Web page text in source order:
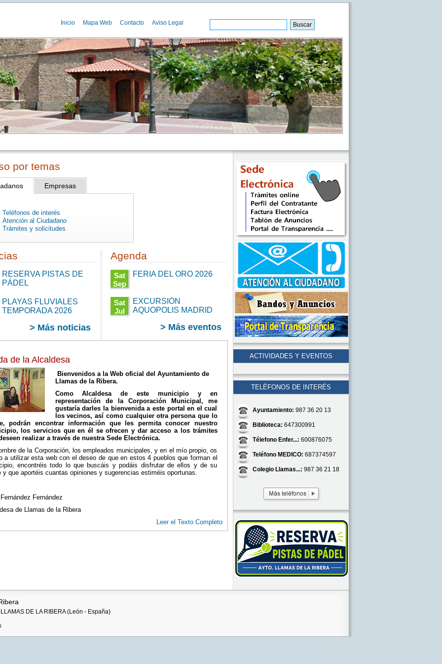
Inicio Mapa Web Contacto Aviso Legal
por temas
Empresas
Teléfonos de interés
Atención al Ciudadano
Trámites y solicitudes
RESERVA PISTAS DE
PÁDEL
PLAYAS FLUVIALES
TEMPORADA 2026
> Más noticias
Agenda
Sat
Sep
11:00:00
CEST
2026
FERIA DEL ORO 2026
Sat
Jul
CEST
2026
EXCURSIÓN
AQUOPOLIS MADRID
> Más eventos
de la Alcaldesa
Bienvenidos a la Web oficial del Ayuntamiento de
Llamas de la Ribera.
Como Alcaldesa de este municipio y en
representación de la Corporación Municipal, me
gustaría darles la bienvenida a este portal en el cual
los vecinos, así como cualquier otra persona que lo
podrán encontrar información que les permita conocer nuestro
los servicios que en él se ofrecen y dar acceso a los trámites
realizar a través de nuestra Sede Electrónica.
de la Corporación, los empleados municipales, y en el mío propio, os
a utilizar esta web con el deseo de que en estos 4 pueblos que forman el
encontréis todo lo que buscáis y podáis disfrutar de ellos y de su
y que aportéis cuantas opiniones y sugerencias estiméis oportunas.
Fernández
de Llamas de la Ribera
Leer el Texto Completo
ACTIVIDADES Y EVENTOS
TELÉFONOS DE INTERÉS
Ayuntamiento: 987 36 20 13
Biblioteca: 647300991
Télefono Enfer...: 600876075
Teléfono MEDICO: 687374597
Colegio Llamas...: 987 36 21 18
DE LA RIBERA (León - España)